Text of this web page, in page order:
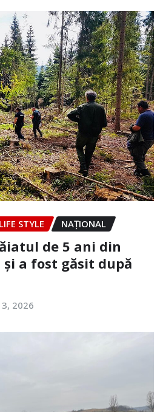
LIFE STYLE NAŢIONAL
de 5 ani din
a fost găsit după
2026